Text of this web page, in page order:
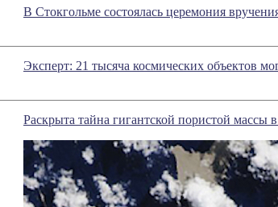
В Стокгольме состоялась церемония
Эксперт: 21 тысяча космических объектов
Раскрыта тайна гигантской пористой массы